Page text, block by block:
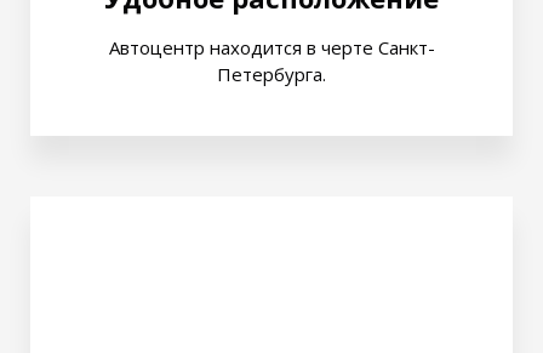
Автоцентр находится в черте Санкт-
Петербурга.